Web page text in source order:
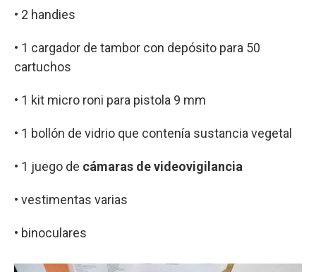
• 2 handies
• 1 cargador de tambor con depósito para 50
cartuchos
• 1 kit micro roni para pistola 9 mm
• 1 bollón de vidrio que contenía sustancia vegetal
• 1 juego de cámaras de videovigilancia
• vestimentas varias
• binoculares